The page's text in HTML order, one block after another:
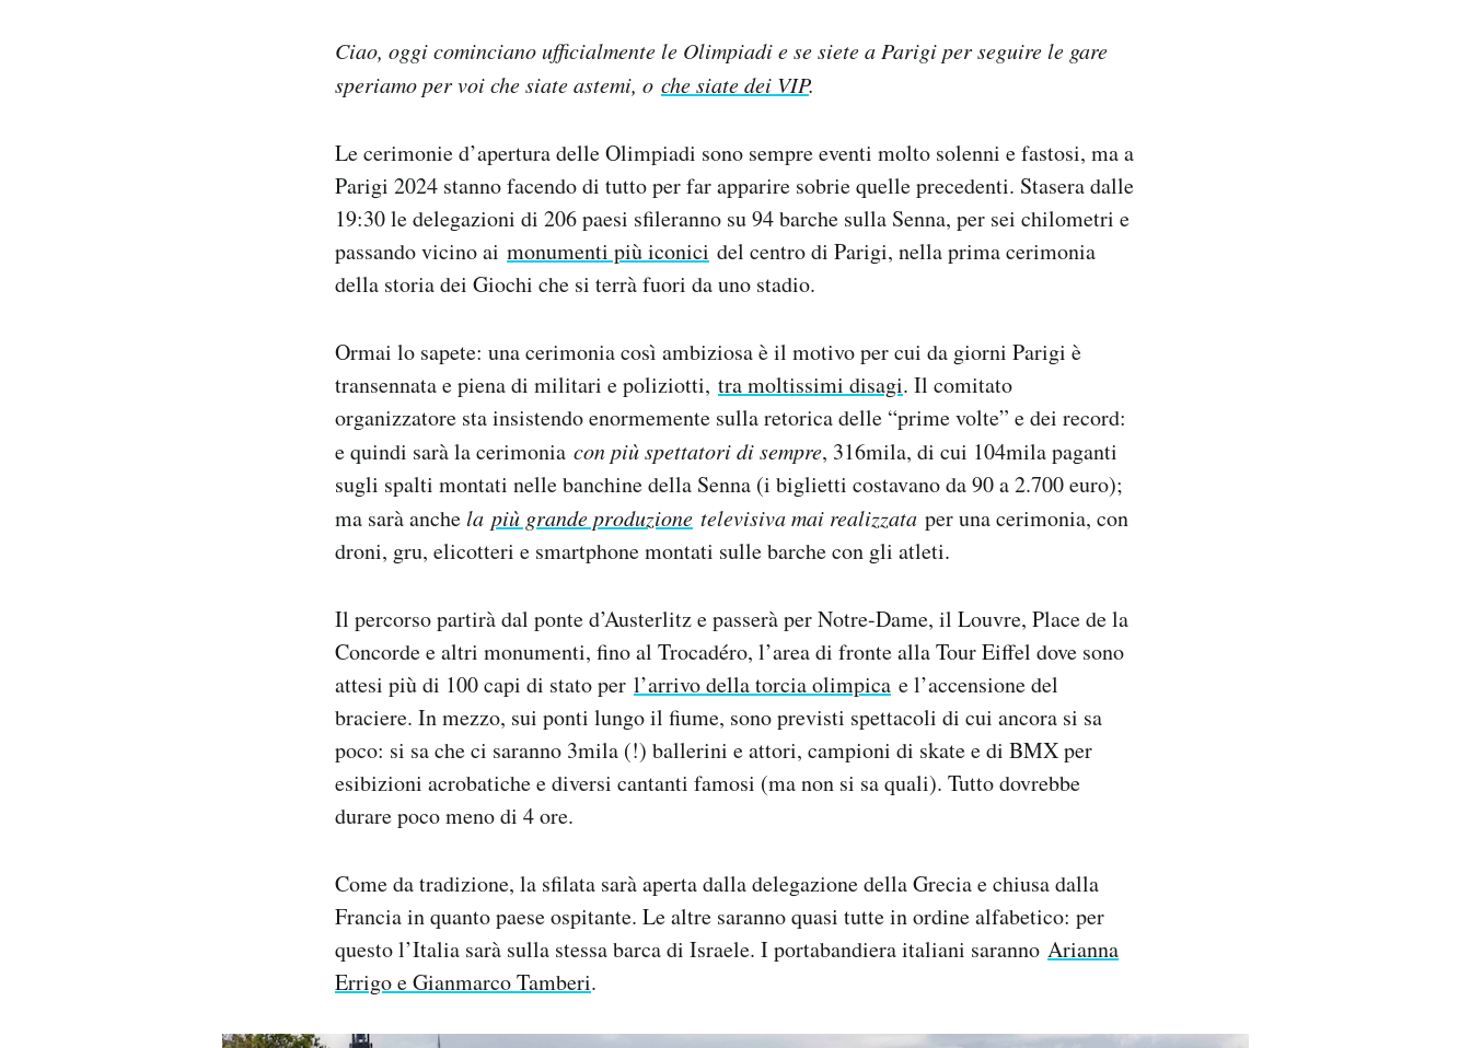
Ciao, oggi cominciano ufficialmente le Olimpiadi e se siete a Parigi per seguire le gare
speriamo per voi che siate astemi, o che siate dei VIP.
Le cerimonie d’apertura delle Olimpiadi sono sempre eventi molto solenni e fastosi, ma a
Parigi 2024 stanno facendo di tutto per far apparire sobrie quelle precedenti. Stasera dalle
19:30 le delegazioni di 206 paesi sfileranno su 94 barche sulla Senna, per sei chilometri e
passando vicino ai monumenti più iconici del centro di Parigi, nella prima cerimonia
della storia dei Giochi che si terrà fuori da uno stadio.
Ormai lo sapete: una cerimonia così ambiziosa è il motivo per cui da giorni Parigi è
transennata e piena di militari e poliziotti, tra moltissimi disagi. Il comitato
organizzatore sta insistendo enormemente sulla retorica delle “prime volte” e dei record:
e quindi sarà la cerimonia con più spettatori di sempre, 316mila, di cui 104mila paganti
sugli spalti montati nelle banchine della Senna (i biglietti costavano da 90 a 2.700 euro);
ma sarà anchela più grande produzione televisiva mai realizzata per una cerimonia, con
droni, gru, elicotteri e smartphone montati sulle barche con gli atleti.
Il percorso partirà dal ponte d’Austerlitz e passerà per Notre-Dame, il Louvre, Place de la
Concorde e altri monumenti, fino al Trocadéro, l’area di fronte alla Tour Eiffel dove sono
attesi più di 100 capi di stato per l’arrivo della torcia olimpica e l’accensione del
braciere. In mezzo, sui ponti lungo il fiume, sono previsti spettacoli di cui ancora si sa
poco: si sa che ci saranno 3mila (!) ballerini e attori, campioni di skate e di BMX per
esibizioni acrobatiche e diversi cantanti famosi (ma non si sa quali). Tutto dovrebbe
durare poco meno di 4 ore.
Come da tradizione, la sfilata sarà aperta dalla delegazione della Grecia e chiusa dalla
Francia in quanto paese ospitante. Le altre saranno quasi tutte in ordine alfabetico: per
questo l’Italia sarà sulla stessa barca di Israele. I portabandiera italiani saranno Arianna
Errigo e Gianmarco Tamberi.